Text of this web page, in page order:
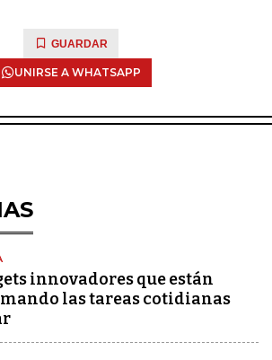
GUARDAR
UNIRSE A WHATSAPP
innovadores que están
las tareas cotidianas